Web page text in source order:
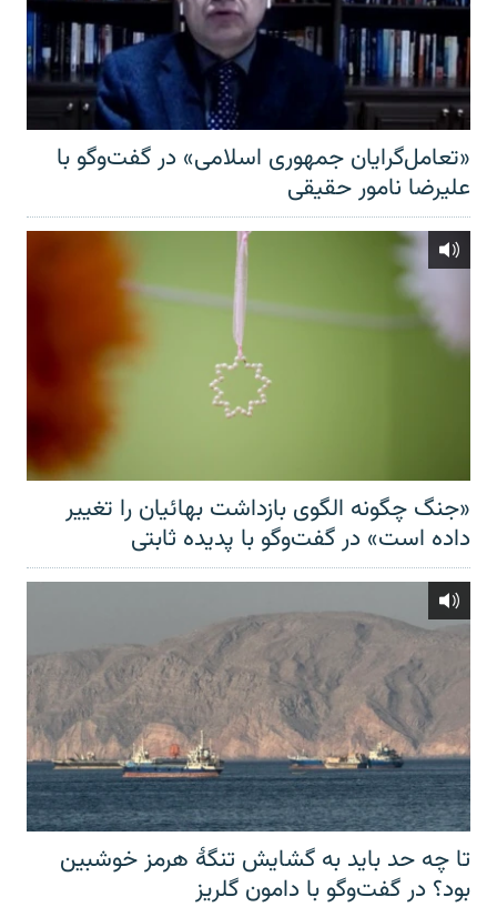
«تعامل‌گرایان جمهوری اسلامی» در گفت‌وگو با
علیرضا نامور حقیقی
«جنگ چگونه الگوی بازداشت بهائیان را تغییر
داده است» در گفت‌وگو با پدیده ثابتی
تا چه حد باید به گشایش تنگهٔ هرمز خوشبین
بود؟ در گفت‌وگو با دامون گلریز